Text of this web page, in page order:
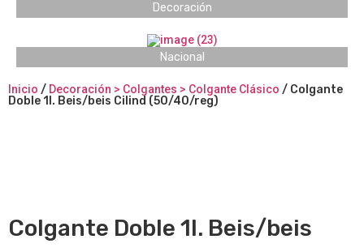
Decoración
Nacional
Inicio / Decoración > Colgantes > Colgante Clásico / Colgante
Doble 1l. Beis/beis Cilind (50/40/reg)
Colgante Doble 1l. Beis/beis